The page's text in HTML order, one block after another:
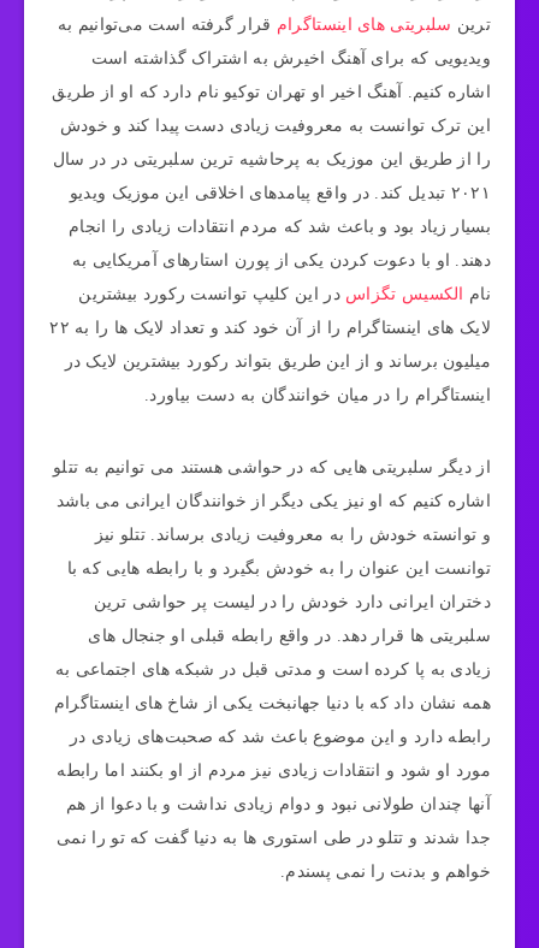
ترین سلبریتی های اینستاگرام قرار گرفته است می‌توانیم به
ویدیویی که برای آهنگ اخیرش به اشتراک گذاشته است
اشاره کنیم. آهنگ اخیر او تهران توکیو نام دارد که او از طریق
این ترک توانست به معروفیت زیادی دست پیدا کند و خودش
را از طریق این موزیک به پرحاشیه ترین سلبریتی در در سال
۲۰۲۱ تبدیل کند. در واقع پیامدهای اخلاقی این موزیک ویدیو
بسیار زیاد بود و باعث شد که مردم انتقادات زیادی را انجام
دهند. او با دعوت کردن یکی از پورن استارهای آمریکایی به
نام الکسیس تگزاس در این کلیپ توانست رکورد بیشترین
لایک های اینستاگرام را از آن خود کند و تعداد لایک ها را به ۲۲
میلیون برساند و از این طریق بتواند رکورد بیشترین لایک در
اینستاگرام را در میان خوانندگان به دست بیاورد.
از دیگر سلبریتی هایی که در حواشی هستند می توانیم به تتلو
اشاره کنیم که او نیز یکی دیگر از خوانندگان ایرانی می باشد
و توانسته خودش را به معروفیت زیادی برساند. تتلو نیز
توانست این عنوان را به خودش بگیرد و با رابطه هایی که با
دختران ایرانی دارد خودش را در لیست پر حواشی ترین
سلبریتی ها قرار دهد. در واقع رابطه قبلی او جنجال های
زیادی به پا کرده است و مدتی قبل در شبکه های اجتماعی به
همه نشان داد که با دنیا جهانبخت یکی از شاخ های اینستاگرام
رابطه دارد و این موضوع باعث شد که صحبت‌های زیادی در
مورد او شود و انتقادات زیادی نیز مردم از او بکنند اما رابطه
آنها چندان طولانی نبود و دوام زیادی نداشت و با دعوا از هم
جدا شدند و تتلو در طی استوری ها به دنیا گفت که تو را نمی
خواهم و بدنت را نمی پسندم.